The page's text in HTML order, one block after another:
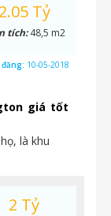
giá tốt
là khu
2.05 Tỷ
tích:48,5 m2
10-05-2018
2 Tỷ